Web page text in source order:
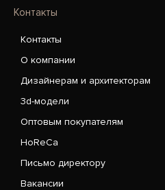
Контакты
Контакты
О компании
Дизайнерам и архитекторам
3d-модели
Оптовым покупателям
HoReCa
Письмо директору
Вакансии